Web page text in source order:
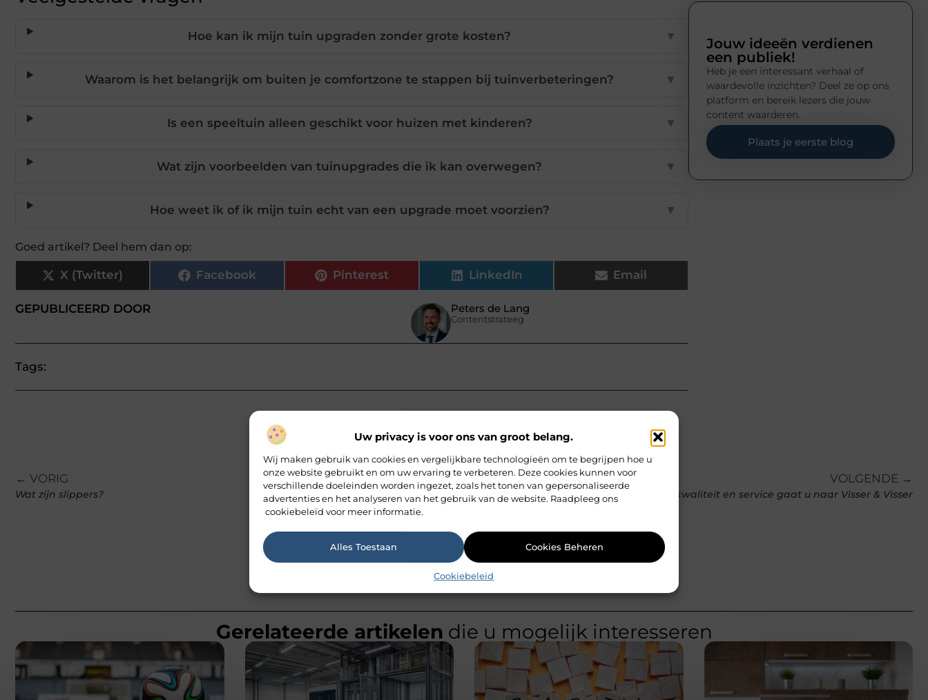
Uw privacy is voor ons van groot belang.
Wij maken gebruik van cookies en vergelijkbare technologieën om te begrijpen hoe u
onze website gebruikt en om uw ervaring te verbeteren. Deze cookies kunnen voor
verschillende doeleinden worden ingezet, zoals het tonen van gepersonaliseerde
advertenties en het analyseren van het gebruik van de website. Raadpleeg ons
cookiebeleid voor meer informatie.
Alles Toestaan Cookies Beheren
Cookiebeleid
Hoe kan ik mijn tuin upgraden zonder grote kosten? ▼
Waarom is het belangrijk om buiten je comfortzone te stappen bij tuinverbeteringen? ▼
Is een speeltuin alleen geschikt voor huizen met kinderen? ▼
Wat zijn voorbeelden van tuinupgrades die ik kan overwegen? ▼
Hoe weet ik of ik mijn tuin echt van een upgrade moet voorzien? ▼
Goed artikel? Deel hem dan op:
X (Twitter) Facebook Pinterest LinkedIn Email
GEPUBLICEERD DOOR Peters de Lang
Contentstrateeg
Tags:
Jouw ideeën verdienen
een publiek!
Heb je een interessant verhaal of
waardevolle inzichten? Deel ze op ons
platform en bereik lezers die jouw
content waarderen.
Plaats je eerste blog
← VORIG
Wat zijn slippers?
VOLGENDE →
Voor kwaliteit en service gaat u naar Visser & Visser
Gerelateerde artikelen die u mogelijk interesseren